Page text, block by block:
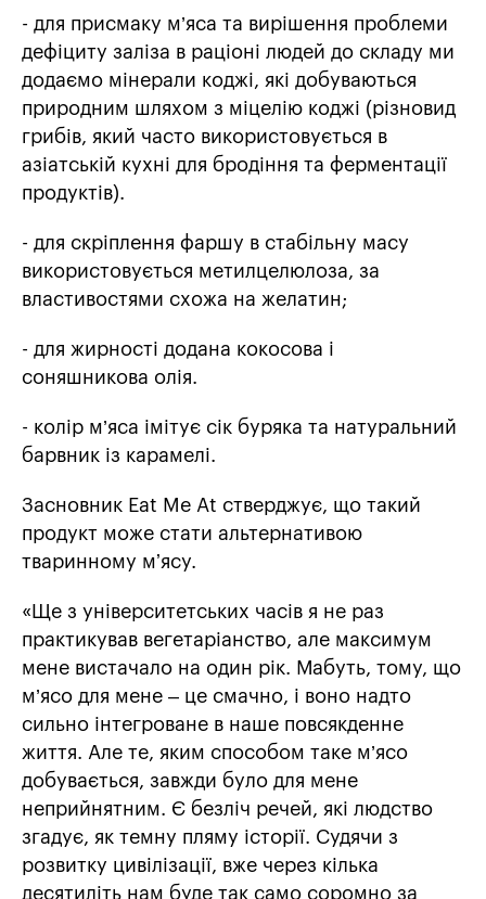
- для присмаку м’яса та вирішення проблеми
дефіциту заліза в раціоні людей до складу ми
додаємо мінерали коджі, які добуваються
природним шляхом з міцелію коджі (різновид
грибів, який часто використовується в
азіатській кухні для бродіння та ферментації
продуктів).
- для скріплення фаршу в стабільну масу
використовується метилцелюлоза, за
властивостями схожа на желатин;
- для жирності додана кокосова і
соняшникова олія.
- колір м’яса імітує сік буряка та натуральний
барвник із карамелі.
Засновник Eat Me At стверджує, що такий
продукт може стати альтернативою
тваринному мʼясу.
«Ще з університетських часів я не раз
практикував вегетаріанство, але максимум
мене вистачало на один рік. Мабуть, тому, що
м’ясо для мене – це смачно, і воно надто
сильно інтегроване в наше повсякденне
життя. Але те, яким способом таке м’ясо
добувається, завжди було для мене
неприйнятним. Є безліч речей, які людство
згадує, як темну пляму історії. Судячи з
розвитку цивілізації, вже через кілька
десятиліть нам буде так само соромно за